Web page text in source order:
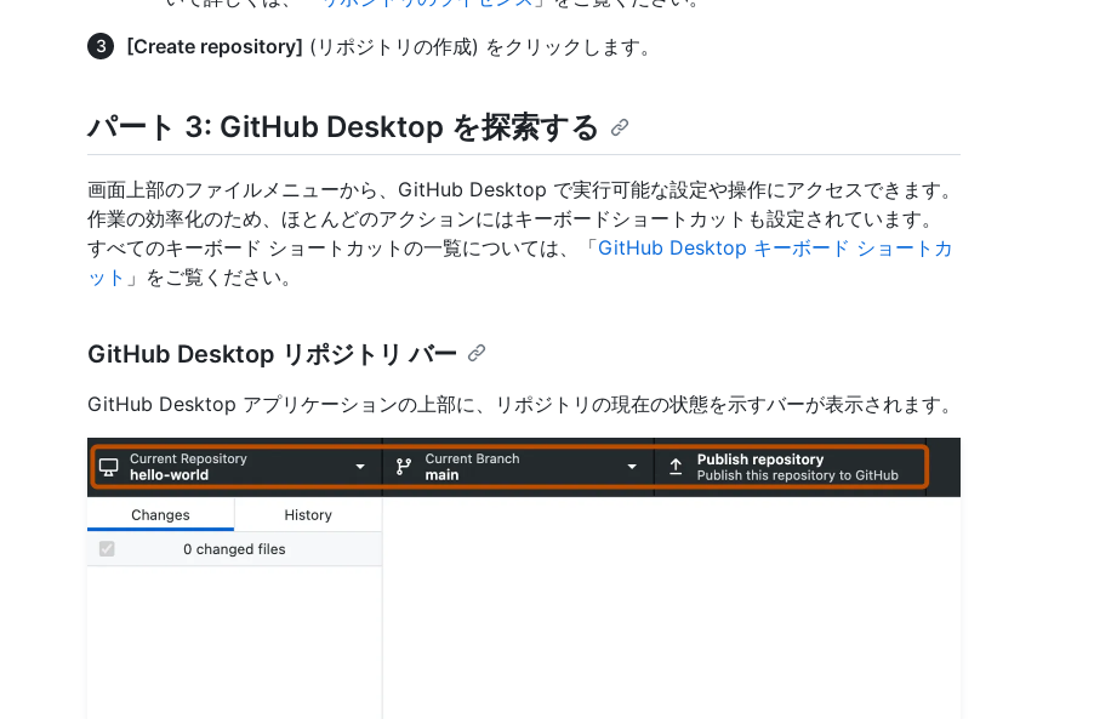
[Create repository] (リポジトリの作成) をクリックします。
パート 3: GitHub Desktop を探索する
画面上部のファイルメニューから、GitHub Desktop で実行可能な設定や操作にアクセスできます。
作業の効率化のため、ほとんどのアクションにはキーボードショートカットも設定されています。
すべてのキーボード ショートカットの一覧については、「GitHub Desktop キーボード ショートカ
ット 」をご覧ください。
GitHub Desktop リポジトリ バー
GitHub Desktop アプリケーションの上部に、リポジトリの現在の状態を示すバーが表示されます。